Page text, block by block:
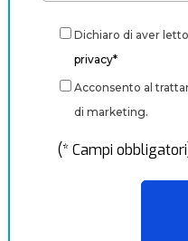
Dichiaro di aver
privacy*
Acconsento al
di marketing.
(* Campi